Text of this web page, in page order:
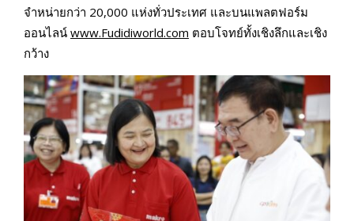
จำหน่ายกว่า 20,000 แห่งทั่วประเทศ และบนแพลตฟอร์ม
ออนไลน์ www.Fudidiworld.com ตอบโจทย์ทั้งเชิงลึกและเชิง
กว้าง